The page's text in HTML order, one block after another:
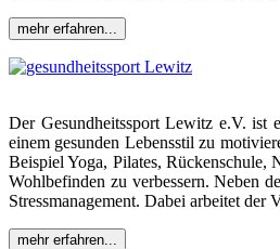
mehr erfahren...
Der Gesundheitssport Lewitz e.V. ist
einem gesunden Lebensstil zu
Beispiel Yoga, Pilates, Rückenschule,
Wohlbefinden zu verbessern. Neben
Stressmanagement. Dabei arbeitet
mehr erfahren...